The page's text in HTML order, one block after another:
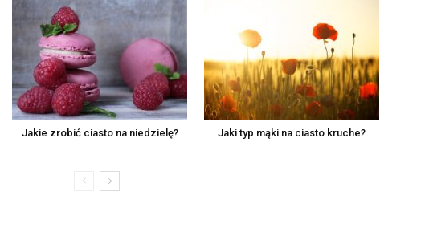
Jakie zrobić ciasto na niedzielę? Jaki typ mąki na ciasto kruche?